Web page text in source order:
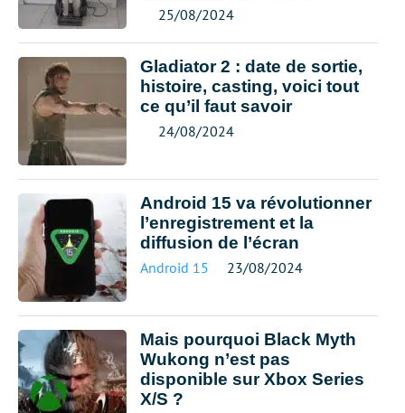
25/08/2024
Gladiator 2 : date de sortie,
histoire, casting, voici tout
ce qu’il faut savoir
24/08/2024
Android 15 va révolutionner
l’enregistrement et la
diffusion de l’écran
Android 15 23/08/2024
Mais pourquoi Black Myth
Wukong n’est pas
disponible sur Xbox Series
X/S ?